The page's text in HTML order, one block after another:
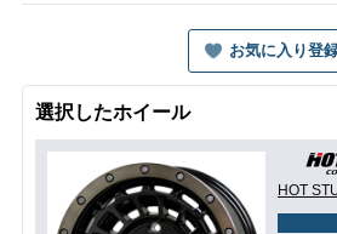
お気に入り登
選択したホイール
HOT